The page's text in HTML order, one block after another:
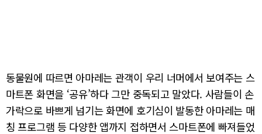
동물원에 따르면 아마레는 관객이 우리 너머에서 보여주는 스
마트폰 화면을 ‘공유’하다 그만 중독되고 말았다. 사람들이 손
가락으로 바쁘게 넘기는 화면에 호기심이 발동한 아마레는 매
칭 프로그램 등 다양한 앱까지 접하면서 스마트폰에 빠져들었